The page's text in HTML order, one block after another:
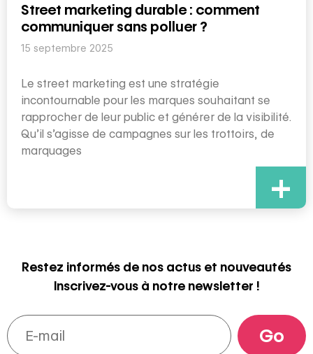
Street marketing durable : comment
communiquer sans polluer ?
15 septembre 2025
Le street marketing est une stratégie
incontournable pour les marques souhaitant se
rapprocher de leur public et générer de la visibilité.
Qu’il s’agisse de campagnes sur les trottoirs, de
marquages
+
Restez informés de nos actus et nouveautés
Inscrivez-vous à notre newsletter !